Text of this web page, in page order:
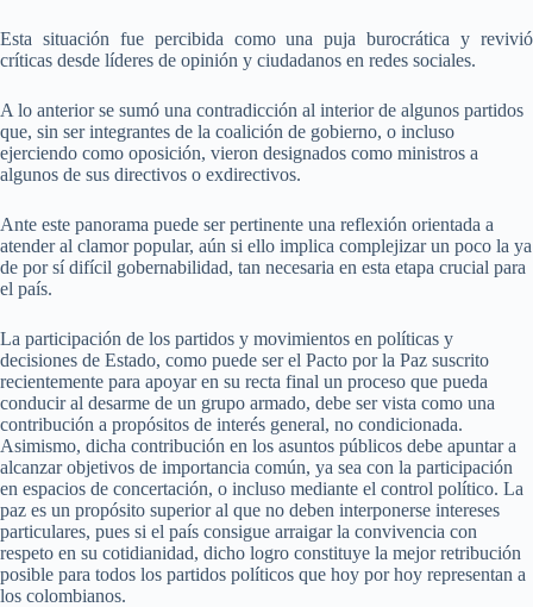
Esta situación fue percibida como una puja burocrática y revivió
críticas desde líderes de opinión y ciudadanos en redes sociales.
A lo anterior se sumó una contradicción al interior de algunos partidos
que, sin ser integrantes de la coalición de gobierno, o incluso
ejerciendo como oposición, vieron designados como ministros a
algunos de sus directivos o exdirectivos.
Ante este panorama puede ser pertinente una reflexión orientada a
atender al clamor popular, aún si ello implica complejizar un poco la ya
de por sí difícil gobernabilidad, tan necesaria en esta etapa crucial para
el país.
La participación de los partidos y movimientos en políticas y
decisiones de Estado, como puede ser el Pacto por la Paz suscrito
recientemente para apoyar en su recta final un proceso que pueda
conducir al desarme de un grupo armado, debe ser vista como una
contribución a propósitos de interés general, no condicionada.
Asimismo, dicha contribución en los asuntos públicos debe apuntar a
alcanzar objetivos de importancia común, ya sea con la participación
en espacios de concertación, o incluso mediante el control político. La
paz es un propósito superior al que no deben interponerse intereses
particulares, pues si el país consigue arraigar la convivencia con
respeto en su cotidianidad, dicho logro constituye la mejor retribución
posible para todos los partidos políticos que hoy por hoy representan a
los colombianos.